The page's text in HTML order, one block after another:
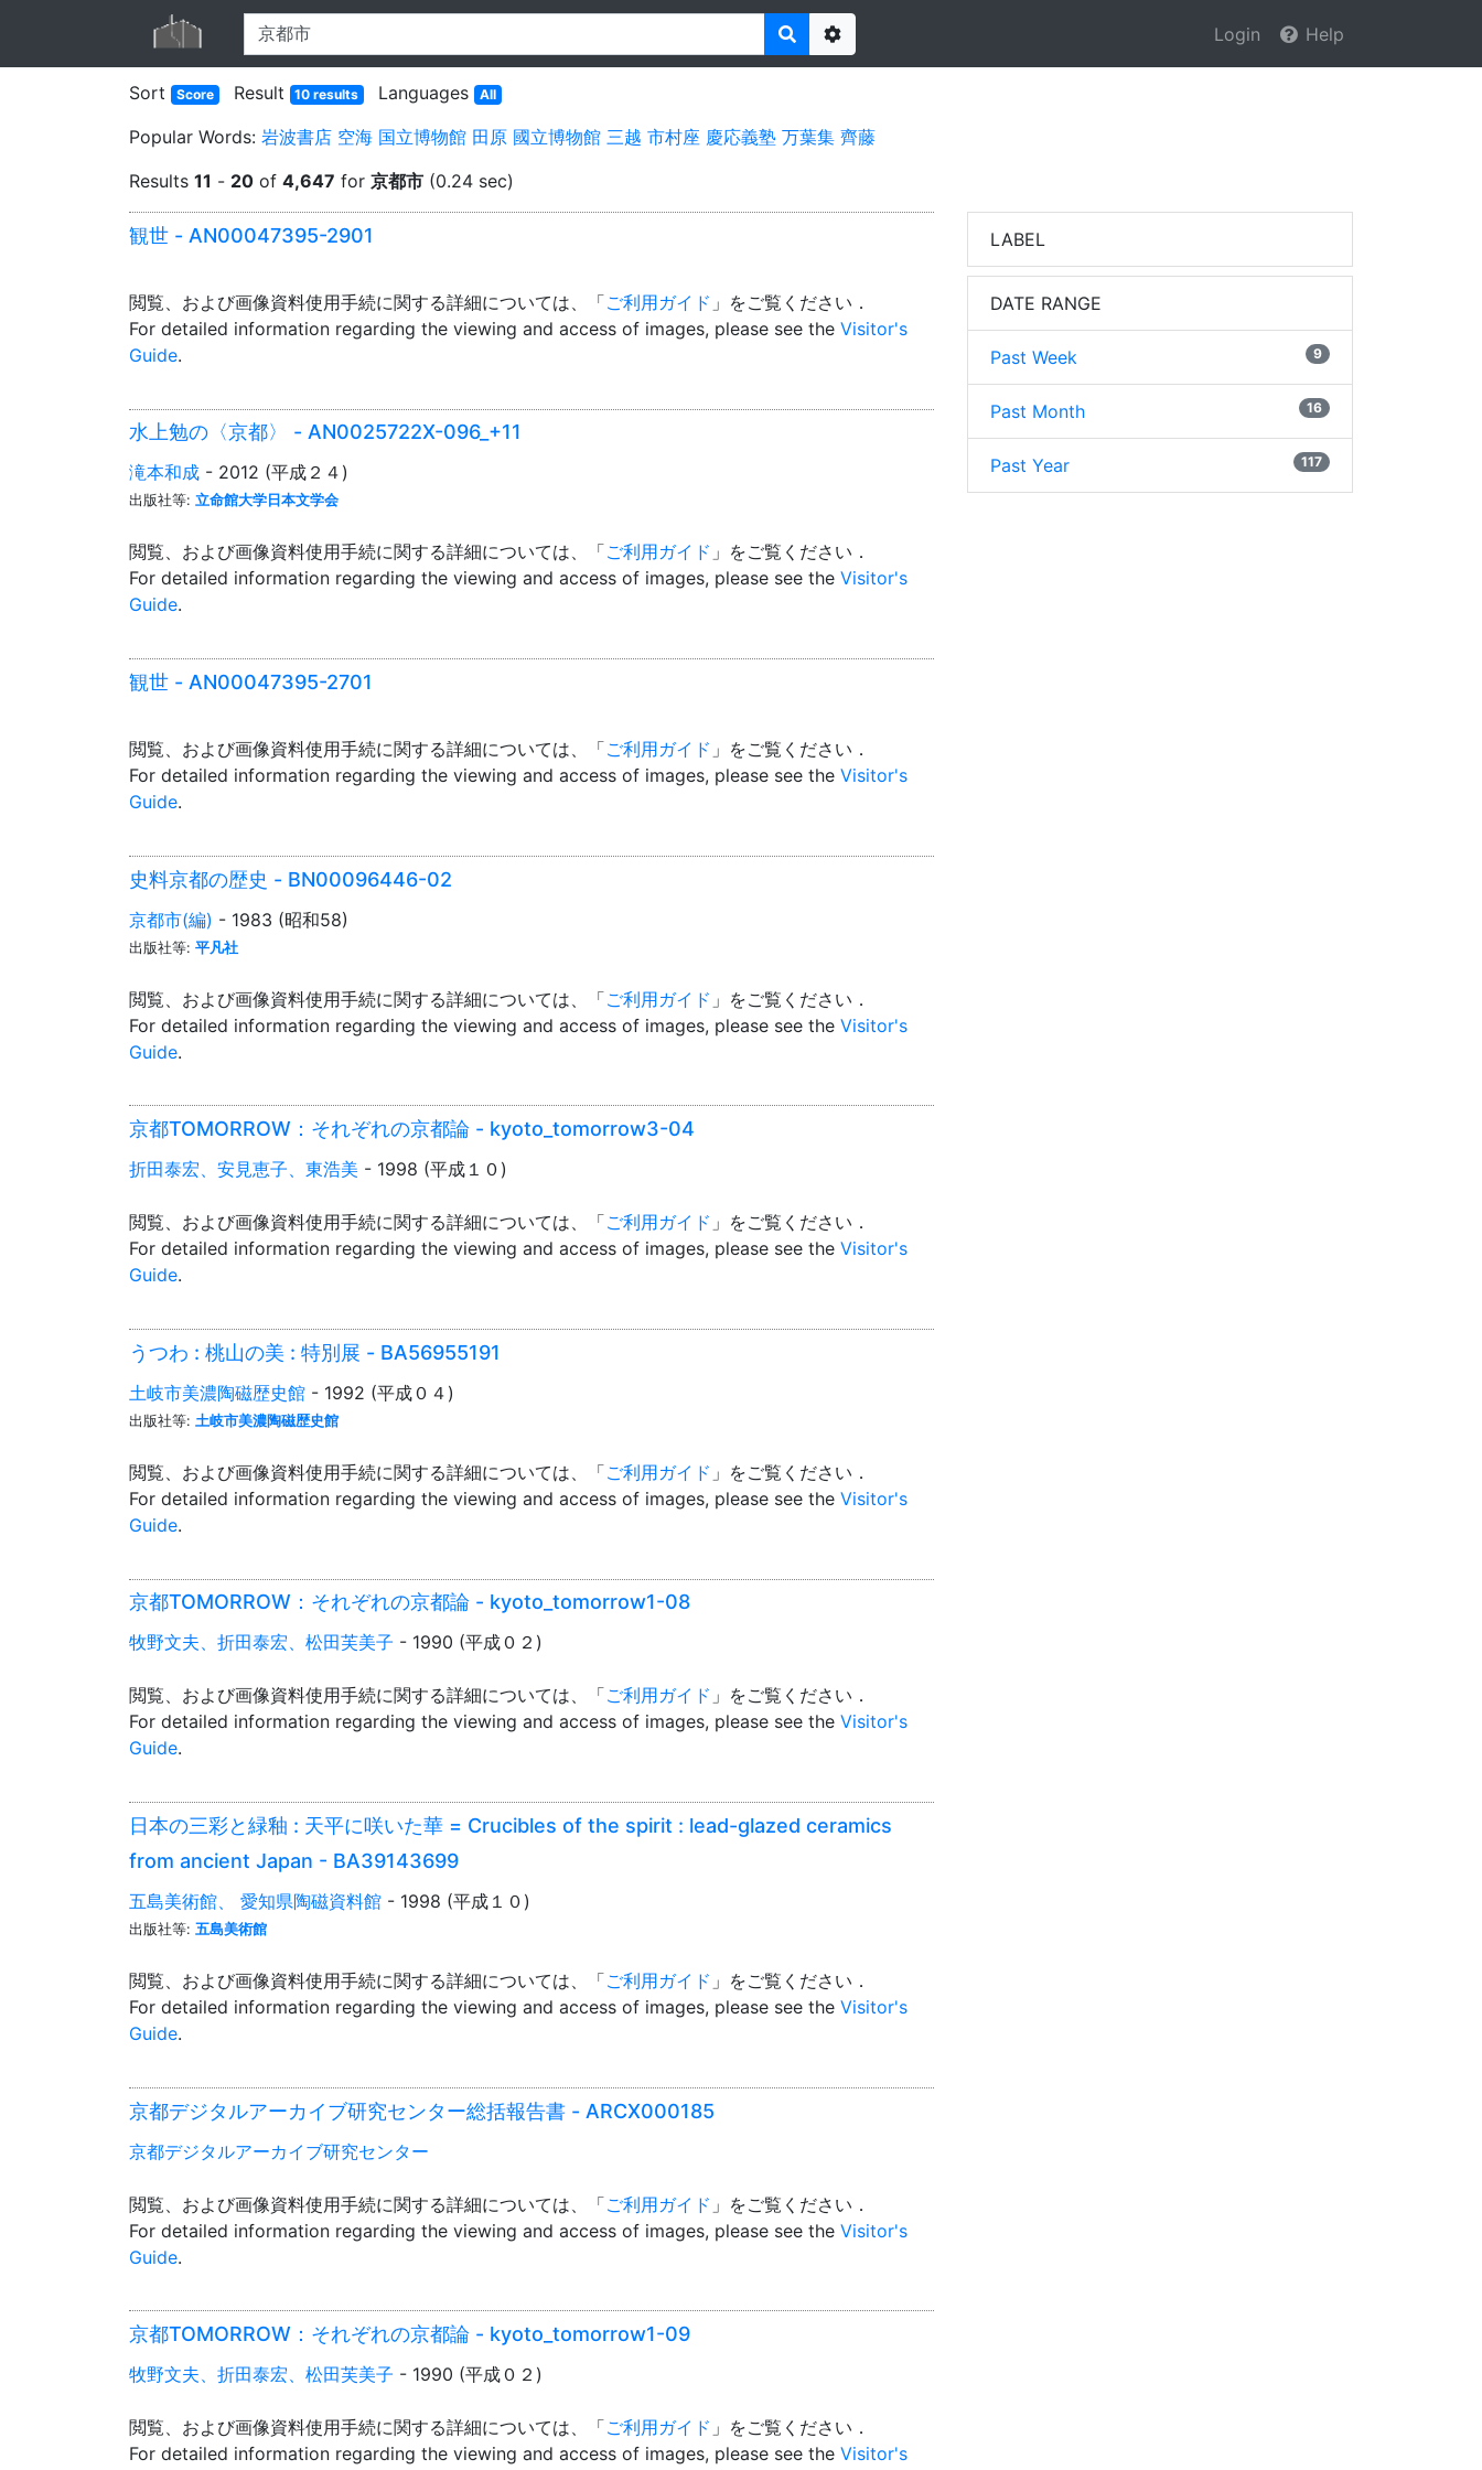
Options
Login Help
Sort Score Result 10 results Languages All
Popular Words: 岩波書店 空海 国立博物館 田原 國立博物館 三越 市村座 慶応義塾 万葉集 齊藤
Results 11 - 20 of 4,647 for 京都市 (0.24 sec)
観世 - AN00047395-2901
閲覧、および画像資料使用手続に関する詳細については、「ご利用ガイド 」をご覧ください．
For detailed information regarding the viewing and access of images, please see the Visitor's
Guide.
水上勉の〈京都〉 - AN0025722X-096_+11
滝本和成 - 2012 (平成２４)
出版社等: 立命館大学日本文学会
閲覧、および画像資料使用手続に関する詳細については、「ご利用ガイド 」をご覧ください．
For detailed information regarding the viewing and access of images, please see the Visitor's
Guide.
観世 - AN00047395-2701
閲覧、および画像資料使用手続に関する詳細については、「ご利用ガイド 」をご覧ください．
For detailed information regarding the viewing and access of images, please see the Visitor's
Guide.
史料京都の歴史 - BN00096446-02
京都市(編) - 1983 (昭和58)
出版社等: 平凡社
閲覧、および画像資料使用手続に関する詳細については、「ご利用ガイド 」をご覧ください．
For detailed information regarding the viewing and access of images, please see the Visitor's
Guide.
京都TOMORROW：それぞれの京都論 - kyoto_tomorrow3-04
折田泰宏、安見恵子、東浩美 - 1998 (平成１０)
閲覧、および画像資料使用手続に関する詳細については、「ご利用ガイド 」をご覧ください．
For detailed information regarding the viewing and access of images, please see the Visitor's
Guide.
うつわ : 桃山の美 : 特別展 - BA56955191
土岐市美濃陶磁歴史館 - 1992 (平成０４)
出版社等: 土岐市美濃陶磁歴史館
閲覧、および画像資料使用手続に関する詳細については、「ご利用ガイド 」をご覧ください．
For detailed information regarding the viewing and access of images, please see the Visitor's
Guide.
京都TOMORROW：それぞれの京都論 - kyoto_tomorrow1-08
牧野文夫、折田泰宏、松田芙美子 - 1990 (平成０２)
閲覧、および画像資料使用手続に関する詳細については、「ご利用ガイド 」をご覧ください．
For detailed information regarding the viewing and access of images, please see the Visitor's
Guide.
日本の三彩と緑釉 : 天平に咲いた華 = Crucibles of the spirit : lead-glazed ceramics
from ancient Japan - BA39143699
五島美術館、 愛知県陶磁資料館 - 1998 (平成１０)
出版社等: 五島美術館
閲覧、および画像資料使用手続に関する詳細については、「ご利用ガイド 」をご覧ください．
For detailed information regarding the viewing and access of images, please see the Visitor's
Guide.
京都デジタルアーカイブ研究センター総括報告書 - ARCX000185
京都デジタルアーカイブ研究センター
閲覧、および画像資料使用手続に関する詳細については、「ご利用ガイド 」をご覧ください．
For detailed information regarding the viewing and access of images, please see the Visitor's
Guide.
京都TOMORROW：それぞれの京都論 - kyoto_tomorrow1-09
牧野文夫、折田泰宏、松田芙美子 - 1990 (平成０２)
閲覧、および画像資料使用手続に関する詳細については、「ご利用ガイド 」をご覧ください．
For detailed information regarding the viewing and access of images, please see the Visitor's
LABEL
DATE RANGE
Past Week 9
Past Month 16
Past Year 117